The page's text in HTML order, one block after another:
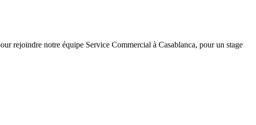
rejoindre notre équipe Service Commercial à Casablanca, pour un stage